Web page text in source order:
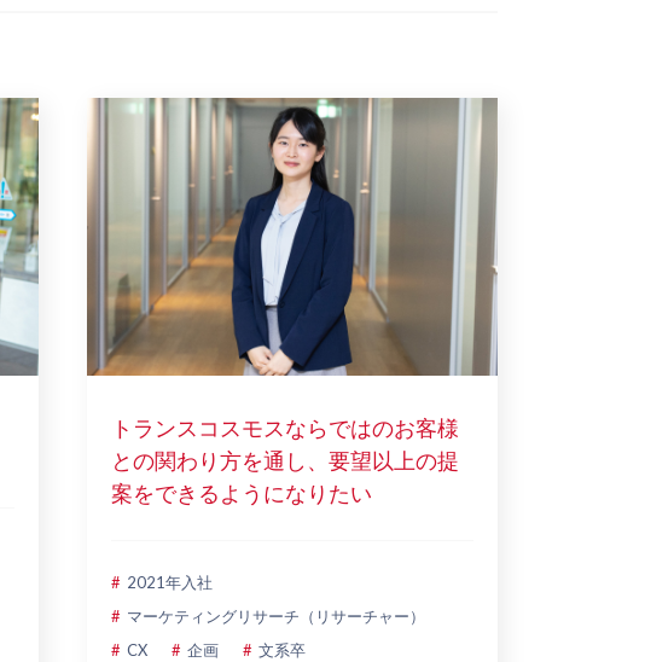
トランスコスモスならではのお客様
との関わり方を通し、要望以上の提
案をできるようになりたい
2021年入社
マーケティングリサーチ（リサーチャー）
CX
企画 文系卒